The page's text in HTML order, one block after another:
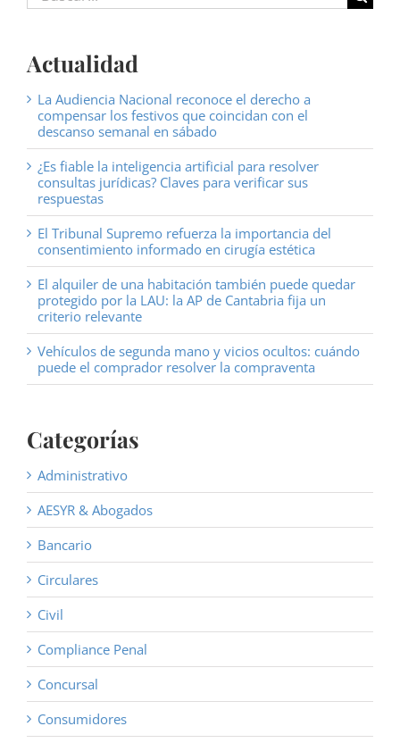
Actualidad
La Audiencia Nacional reconoce el derecho a
compensar los festivos que coincidan con el
descanso semanal en sábado
¿Es fiable la inteligencia artificial para resolver
consultas jurídicas? Claves para verificar sus
respuestas
El Tribunal Supremo refuerza la importancia del
consentimiento informado en cirugía estética
El alquiler de una habitación también puede quedar
protegido por la LAU: la AP de Cantabria fija un
criterio relevante
Vehículos de segunda mano y vicios ocultos: cuándo
puede el comprador resolver la compraventa
Categorías
Administrativo
AESYR & Abogados
Bancario
Circulares
Civil
Compliance Penal
Concursal
Consumidores